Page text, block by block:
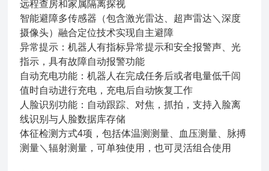
远程查房和家属隔离探视
智能避障多传感器（包含激光雷达、超声雷达＼深度
摄像头）融合定位技术实现自主避障
异常提示：机器人有指标异常提示和安全报警声、光
指示，具有故障自动报警功能
自动充电功能：机器人在完成任务后或者电量低千闾
值时自动进行充电，充电后自动恢复工作
人脸识别功能：自动跟踪、对焦，抓拍，支持入脸离
线识别与人脸数据库存储
体征检测方式4项，包括体温测测量、血压测量、脉搏
测量＼辐射测量，可单独使用，也可灵活组合使用